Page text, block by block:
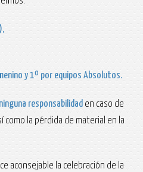
y 1º por equipos Absolutos.
responsabilidad en caso de
como la pérdida de material en la
aconsejable la celebración de la